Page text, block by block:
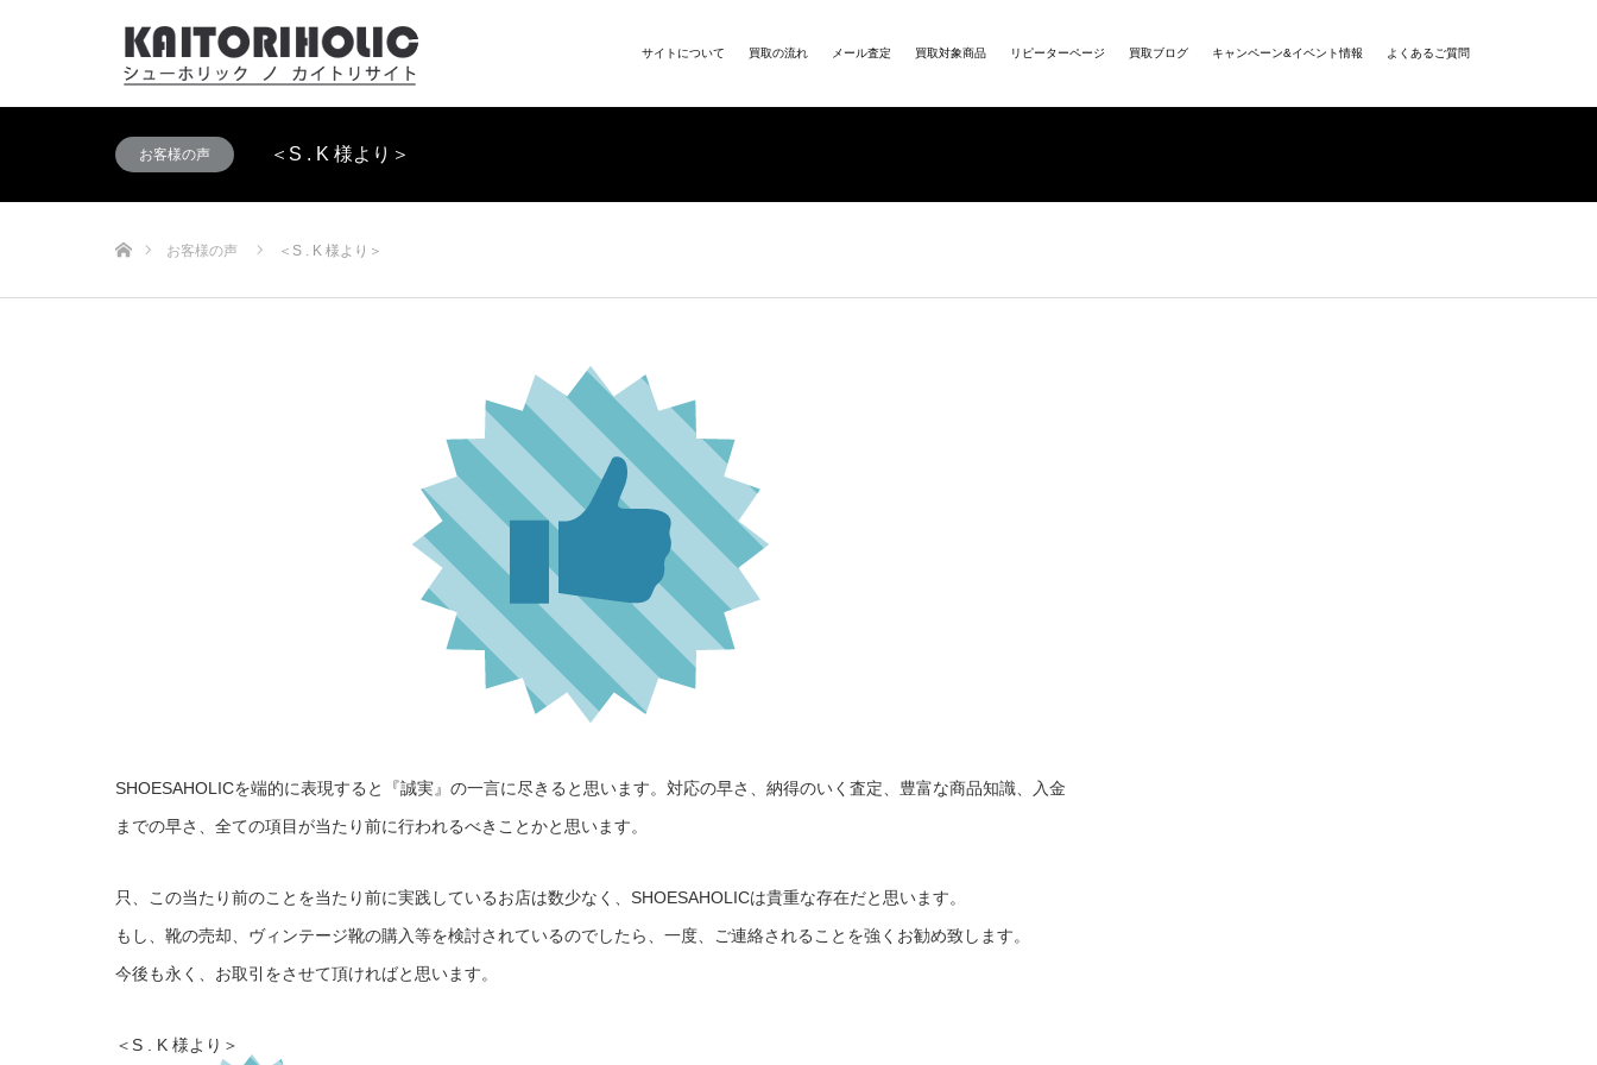
サイトについて 買取の流れ メール査定 買取対象商品 リピーターページ 買取ブログ キャンペーン&イベント情報 よくあるご質問
お客様の声 ＜S . K 様より＞
お客様の声 ＜S . K 様より＞
SHOESAHOLICを端的に表現すると『誠実』の一言に尽きると思います。対応の早さ、納得のいく査定、豊富な商品知識、入金
までの早さ、全ての項目が当たり前に行われるべきことかと思います。
只、この当たり前のことを当たり前に実践しているお店は数少なく、SHOESAHOLICは貴重な存在だと思います。
もし、靴の売却、ヴィンテージ靴の購入等を検討されているのでしたら、一度、ご連絡されることを強くお勧め致します。
今後も永く、お取引をさせて頂ければと思います。
＜S . K 様より＞